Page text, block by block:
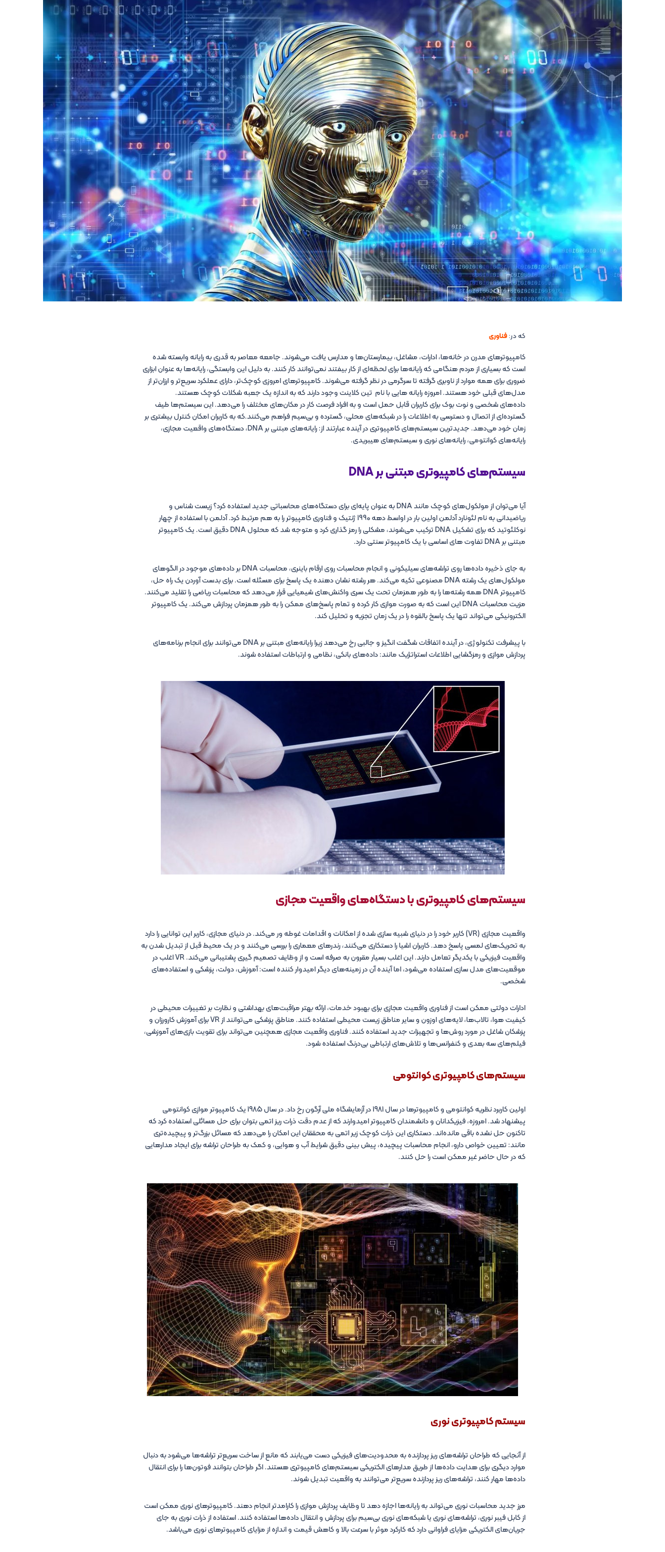
که در:فناوری
کامپیوترهای مدرن در خانه‌ها، ادارات، مشاغل، بیمارستان‌ها و مدارس یافت می‌شوند. جامعه معاصر به قدری به رایانه وابسته شده
است که بسیاری از مردم هنگامی که رایانه‌ها برای لحظه‌ای از کار بیفتند نمی‌توانند کار کنند. به دلیل این وابستگی، رایانه‌ها به عنوان ابزاری
ضروری برای همه موارد از ناوبری گرفته تا سرگرمی در نظر گرفته می‌شوند. کامپیوترهای امروزی کوچک‌تر، دارای عملکرد سریع‌تر و ارزان‌تر از
مدل‌های قبلی خود هستند. امروزه رایانه هایی با نام تین کلاینت وجود دارند که به اندازه یک جعبه شکلات کوچک هستند.
داده‌های شخصی و نوت بوک برای کاربران قابل حمل است و به افراد فرصت کار در مکان‌های مختلف را می‌دهد. این سیستم‌ها طیف
گسترده‌ای از اتصال و دسترسی به اطلاعات را در شبکه‌های محلی، گسترده و بی‌سیم فراهم می‌کنند.که به کاربران امکان کنترل بیشتری بر
زمان خود می‌دهد. جدیدترین سیستم‌های کامپیوتری در آینده عبارتند از: رایانه‌های مبتنی بر DNA، دستگاه‌های واقعیت مجازی،
رایانه‌های کوانتومی، رایانه‌های نوری و سیستم‌های هیبریدی.
سیستم‌های کامپیوتری مبتنی برDNA
آیا می‌توان از مولکول‌های کوچک مانند DNA به عنوان پایه‌ای برای دستگاه‌های محاسباتی جدید استفاده کرد؟ زیست شناس و
ریاضیدانی به نام لئونارد آدلمن اولین بار در اواسط دهه 1990 ژنتیک و فناوری کامپیوتر را به هم مرتبط کرد. آدلمن با استفاده از چهار
نوکلئوتید که برای تشکیل DNA ترکیب می‌شوند، مشکلی را رمز گذاری کرد و متوجه شد که محلول DNA دقیق است. یک کامپیوتر
مبتنی بر DNA تفاوت های اساسی با یک کامپیوتر سنتی دارد.
به جای ذخیره داده‌ها روی تراشه‌های سیلیکونی و انجام محاسبات روی ارقام باینری، محاسبات DNA بر داده‌های موجود در الگوهای
مولکول‌های یک رشته DNA مصنوعی تکیه می‌کند. هر رشته نشان دهنده یک پاسخ برای مسئله است. برای بدست آوردن یک راه حل،
کامپیوتر DNA همه رشته‌ها را به طور همزمان تحت یک سری واکنش‌های شیمیایی قرار می‌دهد که محاسبات ریاضی را تقلید می‌کنند.
مزیت محاسبات DNA این است که به صورت موازی کار کرده و تمام پاسخ‌های ممکن را به طور همزمان پردازش می‌کند. یک کامپیوتر
الکترونیکی می‌تواند تنها یک پاسخ بالقوه را در یک زمان تجزیه و تحلیل کند.
با پیشرفت تکنولوژی، در آینده اتفاقات شگفت انگیز و جالبی رخ می‌دهد زیرا رایانه‌های مبتنی بر DNA می‌توانند برای انجام برنامه‌های
پردازش موازی و رمزگشایی اطلاعات استراتژیک مانند: داده‌های بانکی، نظامی و ارتباطات استفاده شوند.
سیستم‌های کامپیوتریبا دستگاه‌های واقعیت مجازی
واقعیت مجازی (VR) کاربر خود را در دنیای شبیه سازی شده از امکانات و اقدامات غوطه ور می‌کند. در دنیای مجازی، کاربر این توانایی را دارد
به تحریک‌های لمسی پاسخ دهد. کاربران اشیا را دستکاری می‌کنند، رندرهای معماری را بررسی می‌کنند و در یک محیط قبل از تبدیل شدن به
واقعیت فیزیکی با یکدیگر تعامل دارند. این اغلب بسیار مقرون به صرفه است و از وظایف تصمیم گیری پشتیبانی می‌کند. VR اغلب در
موقعیت‌های مدل‌ سازی استفاده می‌شود، اما آینده آن در زمینه‌های دیگر امیدوار کننده است: آموزش، دولت، پزشکی و استفاده‌های
شخصی.
ادارات دولتی ممکن است از فناوری واقعیت مجازی برای بهبود خدمات، ارائه بهتر مراقبت‌های بهداشتی و نظارت بر تغییرات محیطی در
کیفیت هوا، تالاب‌ها، لایه‌های اوزون و سایر مناطق زیست‌ محیطی استفاده کنند. مناطق پزشکی می‌توانند از VR برای آموزش کارورزان و
پزشکان شاغل در مورد روش‌ها و تجهیزات جدید استفاده کنند. فناوری واقعیت مجازی همچنین می‌تواند برای تقویت بازی‌های آموزشی،
فیلم‌های سه بعدی و کنفرانس‌ها و تلاش‌های ارتباطی بی‌درنگ استفاده شود.
سیستم‌های کامپیوتریکوانتومی
اولین کاربرد نظریه کوانتومی و کامپیوترها در سال 1981 در آزمایشگاه ملی آرگون رخ داد. در سال 1985 یک کامپیوتر موازی کوانتومی
پیشنهاد شد. امروزه، فیزیکدانان و دانشمندان کامپیوتر امیدوارند که از عدم دقت ذرات ریز اتمی بتوان برای حل مسائلی استفاده کرد که
تاکنون حل نشده باقی مانده‌اند. دستکاری این ذرات کوچک زیر اتمی به محققان این امکان را می‌دهد که مسائل بزرگ‌تر و پیچیده‌تری
مانند: تعیین خواص دارو، انجام محاسبات پیچیده، پیش بینی دقیق شرایط آب و هوایی، و کمک به طراحان تراشه برای ایجاد مدارهایی
که در حال حاضر غیر ممکن است را حل کنند.
سیستم‌ کامپیوترینوری
از آنجایی که طراحان تراشه‌های ریز پردازنده به محدودیت‌های فیزیکی دست می‌یابند که مانع از ساخت سریع‌تر تراشه‌ها می‌شود به دنبال
موارد دیگری برای هدایت داده‌ها از طریق مدارهای الکتریکی سیستم‌های کامپیوتری هستند. اگر طراحان بتوانند فوتون‌ها را برای انتقال
داده‌ها مهار کنند، تراشه‌های ریز پردازنده سریع‌تر می‌توانند به واقعیت تبدیل شوند.
مرز جدید محاسبات نوری می‌تواند به رایانه‌ها اجازه دهد تا وظایف پردازش موازی را کارامدتر انجام دهند. کامپیوترهای نوری ممکن است
از کابل فیبر نوری، تراشه‌های نوری یا شبکه‌های نوری بی‌سیم برای پردازش و انتقال داده‌ها استفاده کنند. استفاده از ذرات نوری به جای
جریان‌های الکتریکی مزایای فراوانی دارد که کارکرد موثر با سرعت بالا و کاهش قیمت و اندازه از مزایای کامپیوترهای نوری می‌باشد.